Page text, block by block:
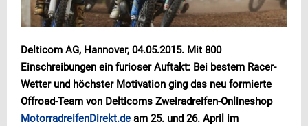
Delticom AG, Hannover, 04.05.2015. Mit 800
Einschreibungen ein furioser Auftakt: Bei bestem Racer-
Wetter und höchster Motivation ging das neu formierte
Offroad-Team von Delticoms Zweiradreifen-Onlineshop
MotorradreifenDirekt.de am 25. und 26. April im